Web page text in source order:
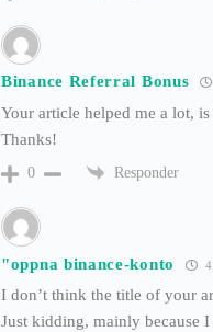
Binance Referral Bonus
Your article helped me a lot,
Thanks!
0 Responder
"oppna binance-konto 4
I don’t think the title of your
Just kidding, mainly because